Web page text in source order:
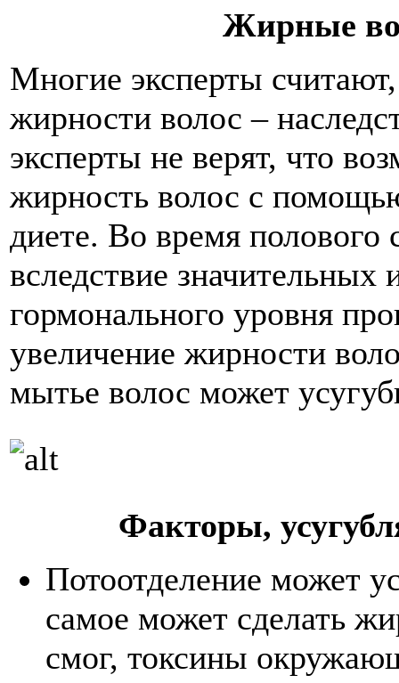
Жирные
Многие эксперты
жирности волос –
эксперты не верят, что
жирность волос с
диете. Во время полового
вследствие значительных
гормонального уровня
увеличение жирности
мытье волос может
Факторы,
Потоотделение может
самое может сделать
смог, токсины